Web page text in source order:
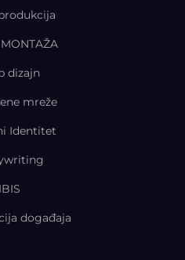
dizajn
mreže
Identitet
IBIS
događaja